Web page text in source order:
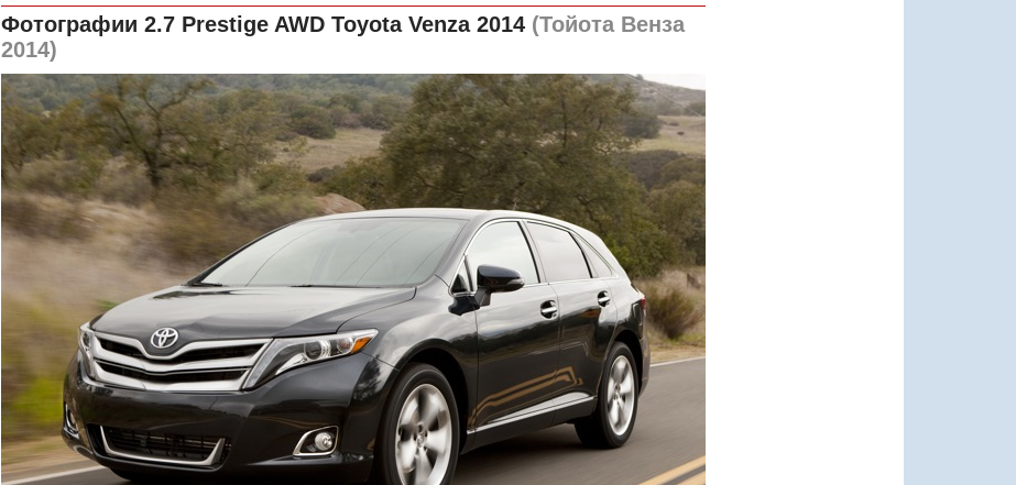
Фотографии 2.7 Prestige AWD Toyota Venza 2014(Тойота Венза
2014)